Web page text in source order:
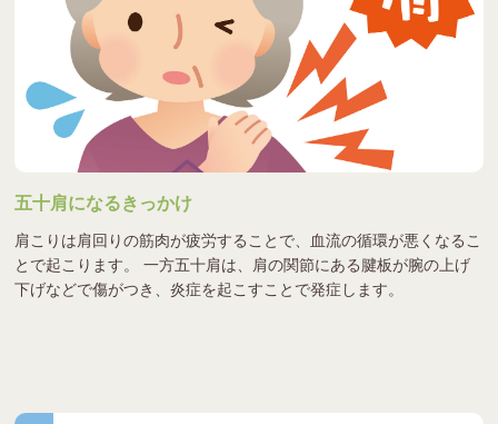
五十肩になるきっかけ
肩こりは肩回りの筋肉が疲労することで、血流の循環が悪くなるこ
とで起こります。 一方五十肩は、肩の関節にある腱板が腕の上げ
下げなどで傷がつき、炎症を起こすことで発症します。